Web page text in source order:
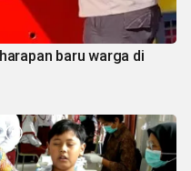
baru warga di